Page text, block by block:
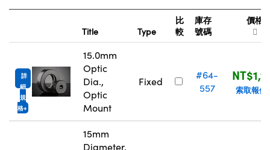
Title Type
比
較
庫存
號碼
價格
詳
細
規
格
15.0mm
Optic
Dia.,
Optic
Mount
Fixed
#64-
557
索取報價
15mm
Diameter,